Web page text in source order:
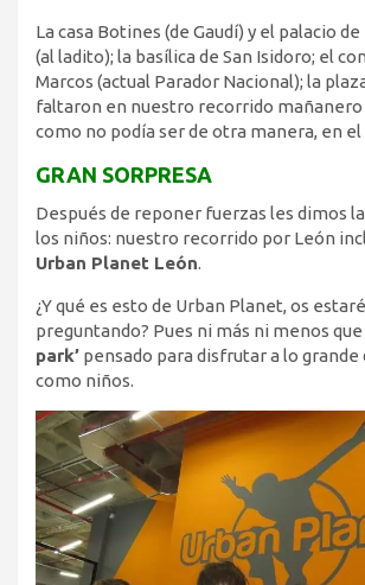
La casa Botines (de Gaudí) y el palacio
(al ladito); la basílica de San Isidoro; el
Marcos (actual Parador Nacional); la
faltaron en nuestro recorrido mañanero
como no podía ser de otra manera, en
GRAN SORPRESA
Después de reponer fuerzas les dimos
los niños: nuestro recorrido por León
Urban Planet León.
¿Y qué es esto de Urban Planet, os
preguntando? Pues ni más ni menos que
park’ pensado para disfrutar a lo grande
como niños.